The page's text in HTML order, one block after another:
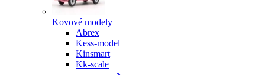
Kovové modely
Abrex
Kess-model
Kinsmart
Kk-scale